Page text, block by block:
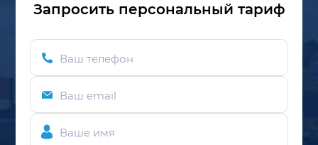
Запросить персональный тариф
Ваш телефон
Ваш email
Ваше имя